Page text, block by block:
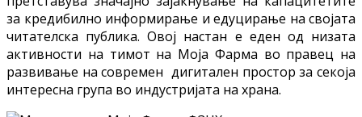
за кредибилно информирање и едуцирање на својата
читателска публика. Овој настан е еден од низата
активности на тимот на Моја Фарма во правец на
развивање на современ дигитален простор за секоја
интересна група во индустријата на храна.